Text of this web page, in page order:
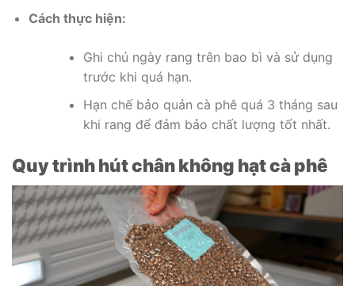
Cách thực hiện:
Ghi chú ngày rang trên bao bì và sử dụng
trước khi quá hạn.
Hạn chế bảo quản cà phê quá 3 tháng sau
khi rang để đảm bảo chất lượng tốt nhất.
Quy trình hút chân không hạt cà phê